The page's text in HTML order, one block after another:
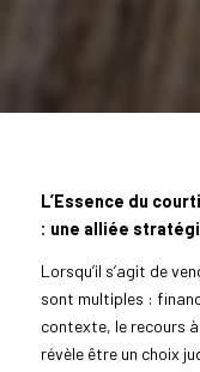
L’Essence du
: une alliée
Lorsqu’il s’agit de
sont multiples :
contexte, le recours
révèle être un choix